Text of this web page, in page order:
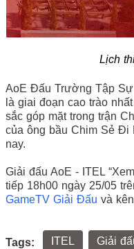
Lịch
AoE Đấu Trường Tập
là giai đoạn cao trào
sắc góp mặt trong trận
của ông bầu Chim Sẻ Đi
nay.
Giải đấu AoE - ITEL
tiếp 18h00 ngày 25/05
GameTV Giải Đấu và
Tags: ITEL Giải